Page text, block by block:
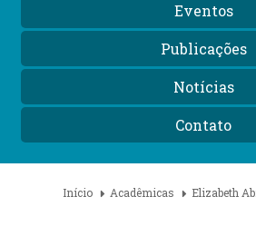
Eventos
Publicações
Notícias
Contato
Início Acadêmicas Elizabeth